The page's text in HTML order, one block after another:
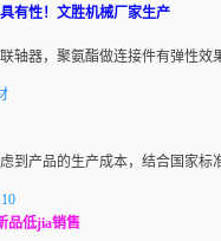
有性！文胜机械厂家生产
轴器，聚氨酯做连接件有弹性效
到产品的生产成本，结合国家标
品低jia销售